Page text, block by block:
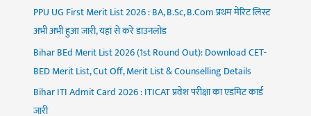
PPU UG First Merit List 2026 : BA, B.Sc, B.Com प्रथम मेरिट लिस्ट
अभी अभी हुआ जारी, यहां से करें डाउनलोड
Bihar BEd Merit List 2026 (1st Round Out): Download CET-
BED Merit List, Cut Off, Merit List & Counselling Details
Bihar ITI Admit Card 2026 : ITICAT प्रवेश परीक्षा का एडमिट कार्ड
जारी